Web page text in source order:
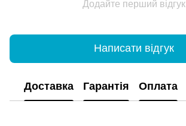
Додайте перший відгук
Написати відгук
Доставка Гарантія Оплата